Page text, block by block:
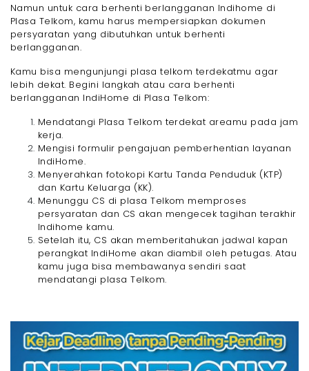
Namun untuk cara berhenti berlangganan Indihome di
Plasa Telkom, kamu harus mempersiapkan dokumen
persyaratan yang dibutuhkan untuk berhenti
berlangganan.
Kamu bisa mengunjungi plasa telkom terdekatmu agar
lebih dekat. Begini langkah atau cara berhenti
berlangganan IndiHome di Plasa Telkom:
Mendatangi Plasa Telkom terdekat areamu pada jam
kerja.
Mengisi formulir pengajuan pemberhentian layanan
IndiHome.
Menyerahkan fotokopi Kartu Tanda Penduduk (KTP)
dan Kartu Keluarga (KK).
Menunggu CS di plasa Telkom memproses
persyaratan dan CS akan mengecek tagihan terakhir
Indihome kamu.
Setelah itu, CS akan memberitahukan jadwal kapan
perangkat IndiHome akan diambil oleh petugas. Atau
kamu juga bisa membawanya sendiri saat
mendatangi plasa Telkom.